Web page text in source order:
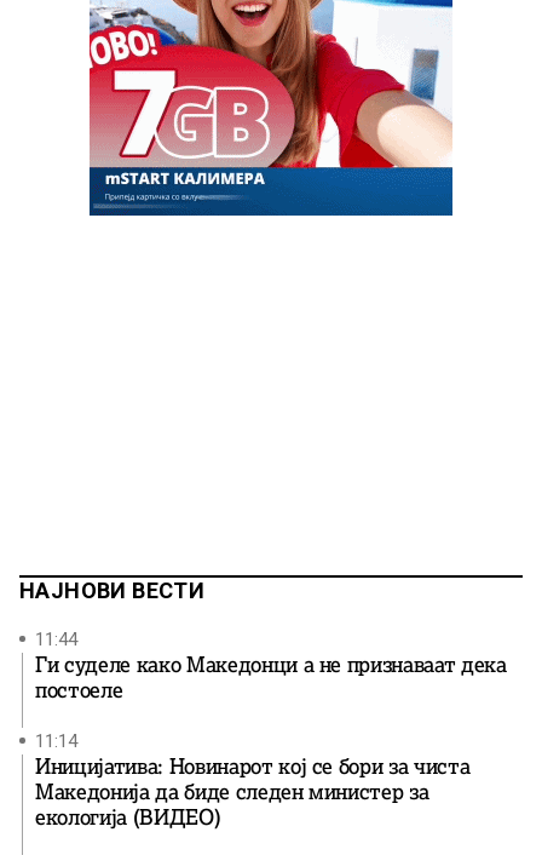
НАЈНОВИ ВЕСТИ
11:44
Ги суделе како Македонци а не признаваат дека
постоеле
11:14
Иницијатива: Новинарот кој се бори за чиста
Македонија да биде следен министер за
екологија (ВИДЕО)